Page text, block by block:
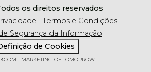
os direitos reservados
Termos e Condições
Segurança da Informação
de Cookies
COM - MARKETING OF TOMORROW